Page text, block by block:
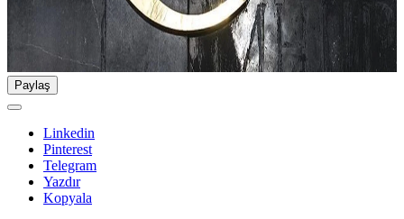
Paylaş
Linkedin
Pinterest
Telegram
Yazdır
Kopyala